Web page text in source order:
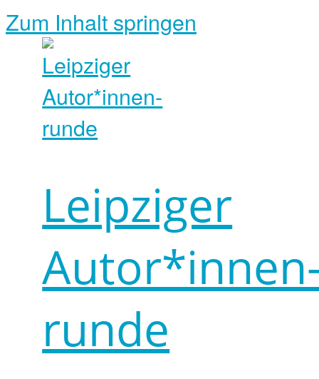
Zum Inhalt springen
Leipziger
runde